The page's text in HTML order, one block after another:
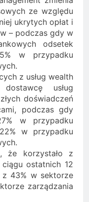
ze względu
ukrytych opłat i
– podczas gdy w
odsetek
w przypadku
z usług wealth
usług
doświadczeń
podczas gdy
w przypadku
w przypadku
że korzystało z
ostatnich 12
z 43% w sektorze
zarządzania